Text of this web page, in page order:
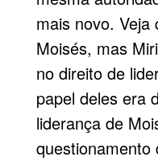
mais novo. Veja
Moisés, mas
no direito de
papel deles era
liderança de
questionamento